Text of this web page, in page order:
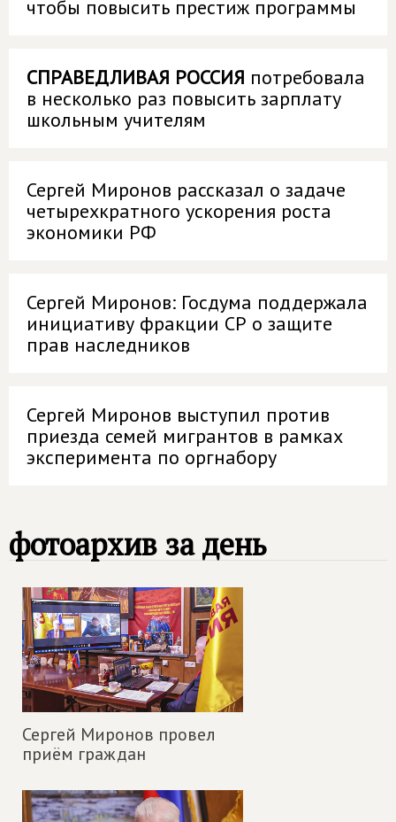
чтобы повысить престиж программы
СПРАВЕДЛИВАЯ РОССИЯ потребовала
в несколько раз повысить зарплату
школьным учителям
Сергей Миронов рассказал о задаче
четырехкратного ускорения роста
экономики РФ
Сергей Миронов: Госдума поддержала
инициативу фракции СР о защите
прав наследников
Сергей Миронов выступил против
приезда семей мигрантов в рамках
эксперимента по оргнабору
фотоархив за день
Сергей Миронов провел
приём граждан